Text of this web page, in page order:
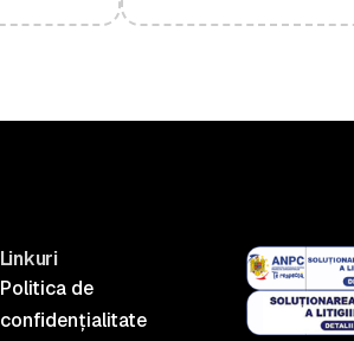
Linkuri
Politica de
confidențialitate